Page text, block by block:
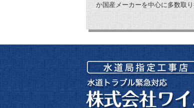
か国産メーカーを中心に多数取